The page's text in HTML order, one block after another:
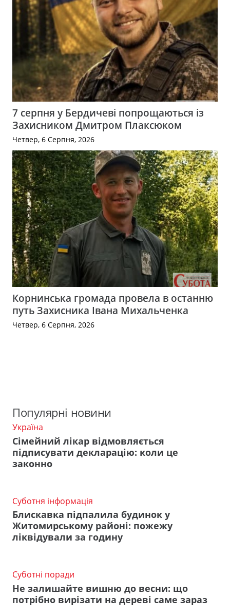
7 серпня у Бердичеві попрощаються із
Захисником Дмитром Плаксюком
Четвер, 6 Серпня, 2026
Корнинська громада провела в останню
путь Захисника Івана Михальченка
Четвер, 6 Серпня, 2026
Популярні новини
Україна
Сімейний лікар відмовляється
підписувати декларацію: коли це
законно
Суботня інформація
Блискавка підпалила будинок у
Житомирському районі: пожежу
ліквідували за годину
Суботні поради
Не залишайте вишню до весни: що
потрібно вирізати на дереві саме зараз